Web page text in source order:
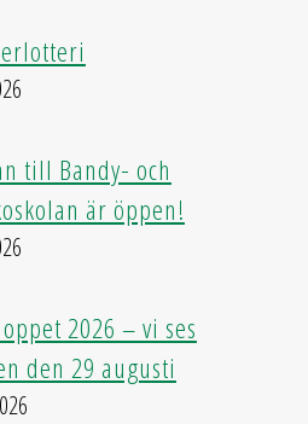
till Bandy- och
är öppen!
2026 – vi ses
den 29 augusti